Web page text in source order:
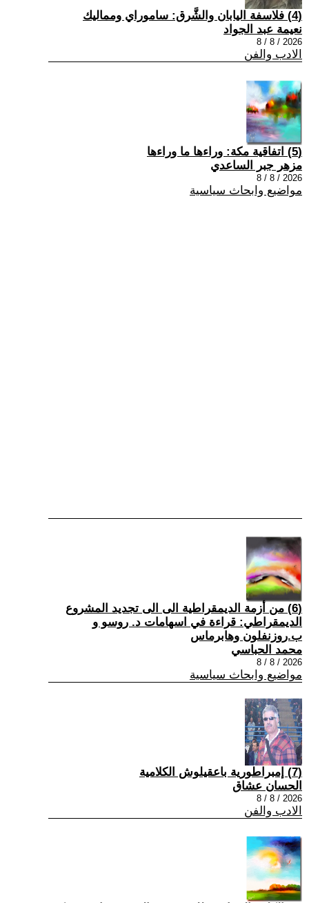
(4) فلاسفة اليابان والشَّرق: ساموراي ومماليك
نعيمة عبد الجواد
2026 / 8 / 8
الادب والفن
(5) اتفاقية مكة: وراءها ما وراءها
مزهر جبر الساعدي
2026 / 8 / 8
مواضيع وابحاث سياسية
(6) من أزمة الديمقراطية الى الى تجديد المشروع
الديمقراطي: قراءة في اسهامات د. روسو و
ب.روزنفلون وهابرماس
محمد الحباسي
2026 / 8 / 8
مواضيع وابحاث سياسية
(7) إمبراطورية باعقيلوش الكلامية
الحسان عشاق
2026 / 8 / 8
الادب والفن